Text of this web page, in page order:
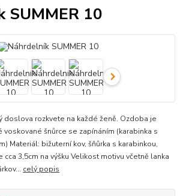
SUMMER 10
doslova rozkvete na každé ženě. Ozdoba je
voskované šnůrce se zapínáním (karabinka s
Materiál: bižuterní kov, šňůrka s karabinkou,
3,5cm na výšku Velikost motivu včetně lanka
celý popis